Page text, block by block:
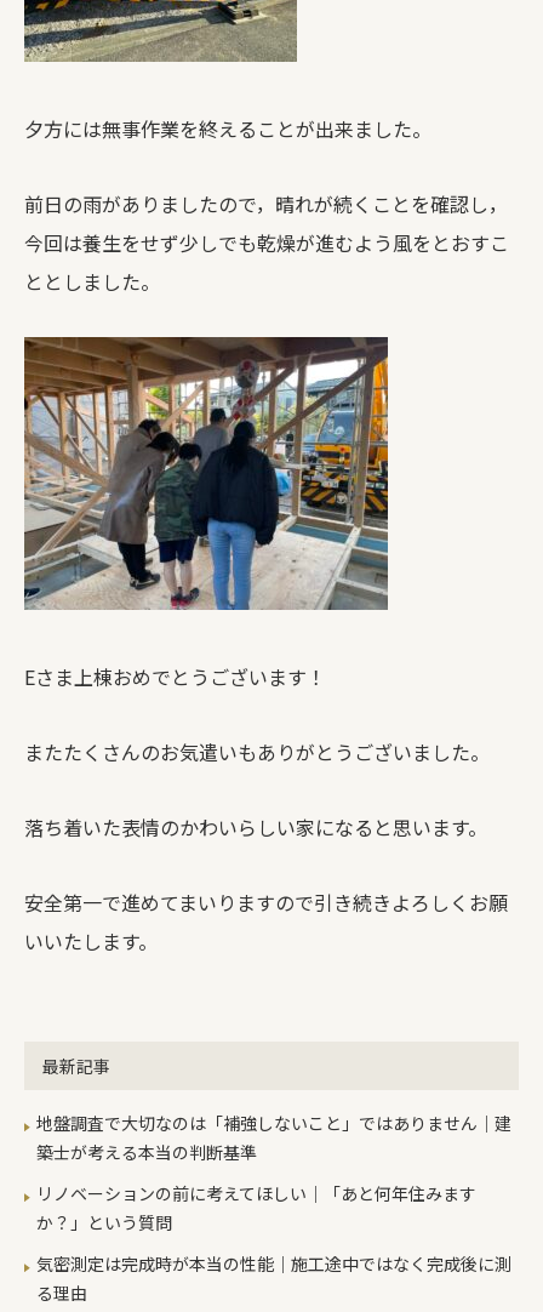
夕方には無事作業を終えることが出来ました。
前日の雨がありましたので，晴れが続くことを確認し，
今回は養生をせず少しでも乾燥が進むよう風をとおすこ
ととしました。
Eさま上棟おめでとうございます！
またたくさんのお気遣いもありがとうございました。
落ち着いた表情のかわいらしい家になると思います。
安全第一で進めてまいりますので引き続きよろしくお願
いいたします。
最新記事
地盤調査で大切なのは「補強しないこと」ではありません｜建
築士が考える本当の判断基準
リノベーションの前に考えてほしい｜「あと何年住みます
か？」という質問
気密測定は完成時が本当の性能｜施工途中ではなく完成後に測
る理由